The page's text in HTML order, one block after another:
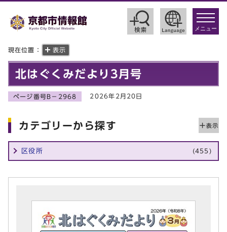
toggle
メニュー
現在位置： 表示
北はぐくみだより3月号
ページ番号B－2968 2026年2月20日
カテゴリーから探す
区役所 (455)